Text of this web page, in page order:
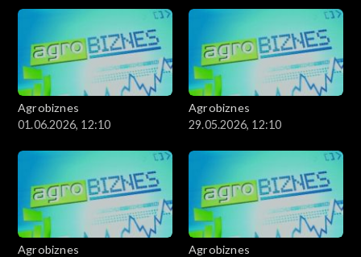
Agrobiznes
01.06.2026, 12:10
Agrobiznes
29.05.2026, 12:10
Agrobiznes
Agrobiznes